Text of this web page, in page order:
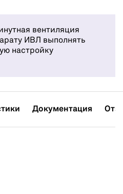
вентиляция
ИВЛ выполнять
настройку
Документация